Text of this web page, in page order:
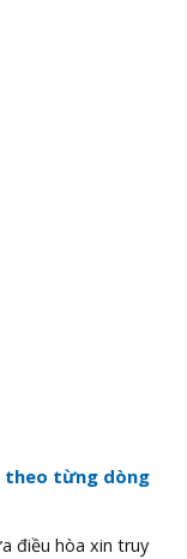
theo từng dòng
điều hòa xin truy